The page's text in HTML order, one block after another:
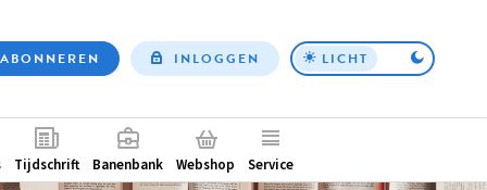
Top
ABONNEREN INLOGGEN LICHT
Tijdschrift Banenbank Webshop Service